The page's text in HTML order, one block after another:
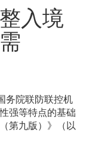
入境
务院联防联控机
强等特点的基础
第九版）》（以